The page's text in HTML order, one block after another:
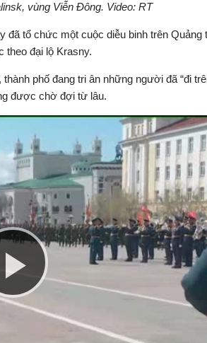
vùng Viễn Đông. Video: RT
đã tổ chức một cuộc diễu binh trên Quảng
theo đại lộ Krasny.
phố đang tri ân những người đã “đi
được chờ đợi từ lâu.
Play